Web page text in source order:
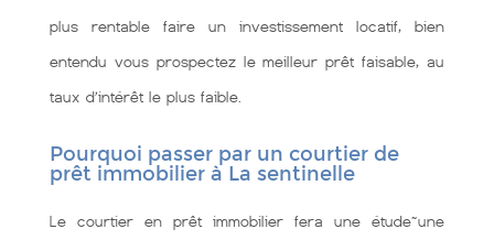
plus rentable faire un investissement locatif, bien
entendu vous prospectez le meilleur prêt faisable, au
taux d’intérêt le plus faible.
Pourquoi passer par un courtier de
prêt immobilier à La sentinelle
Le courtier en prêt immobilier fera une étude~une